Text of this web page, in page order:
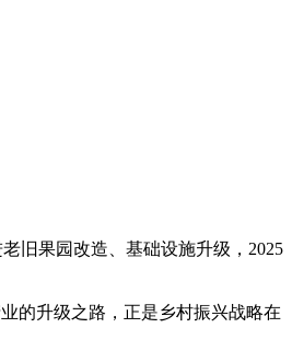
旧果园改造、基础设施升级，2025
的升级之路，正是乡村振兴战略在